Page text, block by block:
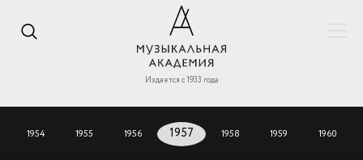
Издается с 1933 года
1954 1955 1956 1957 1958 1959 1960